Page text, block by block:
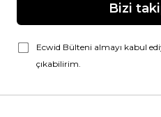
Bizi
Ecwid Bülteni almayı kabul
çıkabilirim.